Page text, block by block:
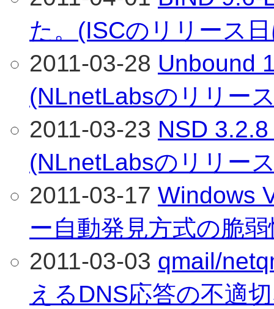
た。(ISCのリリース
2011-03-28 Unbound
(NLnetLabsのリリー
2011-03-23 NSD
(NLnetLabsのリリー
2011-03-17 Windows
ー自動発見方式の脆
2011-03-03 qmail/
えるDNS応答の不適